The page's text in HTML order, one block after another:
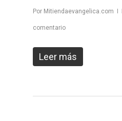
Por Mitiendaevangelica.com
comentario
Leer más